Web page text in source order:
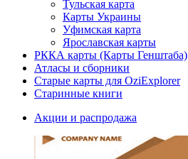
Тульская карта
Карты Украины
Уфимская карта
Ярославская карты
РККА карты (Карты Генштаба)
Атласы и сборники
Старые карты для OziExplorer
Старинные книги
Акции и распродажа